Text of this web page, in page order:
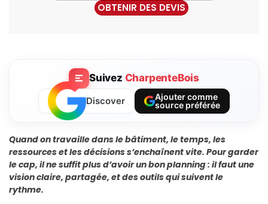
OBTENIR DES DEVIS
Suivez CharpenteBois
Discover
Ajouter comme
source préférée
Quand on travaille dans le bâtiment, le temps, les
ressources et les décisions s’enchaînent vite. Pour garder
le cap, il ne suffit plus d’avoir un bon planning : il faut une
vision claire, partagée, et des outils qui suivent le
rythme.